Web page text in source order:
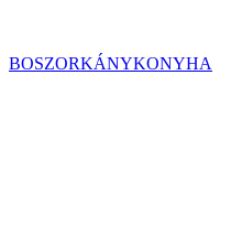
BOSZORKÁNYKONYHA